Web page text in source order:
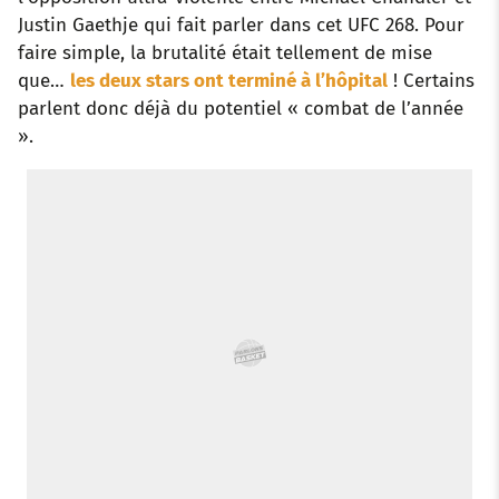
Justin Gaethje qui fait parler dans cet UFC 268. Pour
faire simple, la brutalité était tellement de mise
que… les deux stars ont terminé à l’hôpital ! Certains
parlent donc déjà du potentiel « combat de l’année
».